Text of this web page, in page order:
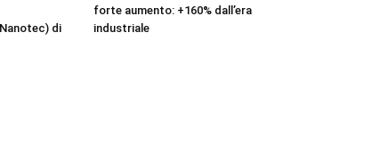
di
forte aumento: +160% dall’era
industriale